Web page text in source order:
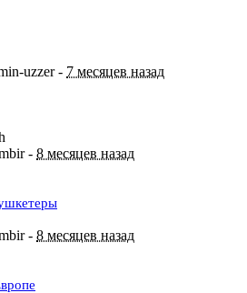
uzzer - 7 месяцев назад
- 8 месяцев назад
- 8 месяцев назад